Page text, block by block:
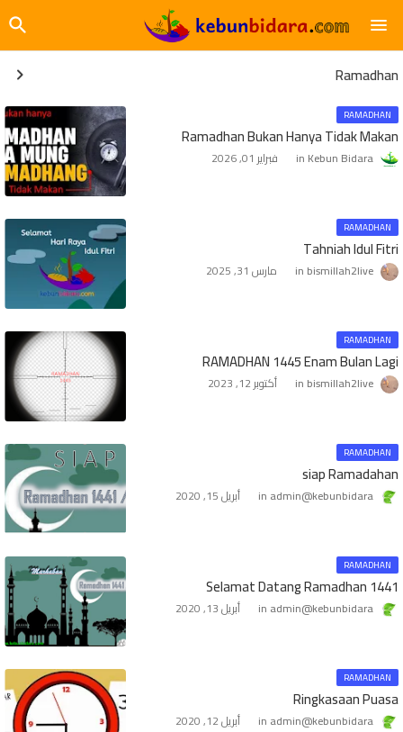
Ramadhan
RAMADHAN
Ramadhan Bukan Hanya Tidak Makan
Kebun Bidara فبراير 01, 2026
RAMADHAN
Tahniah Idul Fitri
bismillah2live مارس 31, 2025
RAMADHAN
RAMADHAN 1445 Enam Bulan Lagi
bismillah2live أكتوبر 12, 2023
RAMADHAN
siap Ramadahan
admin@kebunbidara أبريل 15, 2020
RAMADHAN
Selamat Datang Ramadhan 1441
admin@kebunbidara أبريل 13, 2020
RAMADHAN
Ringkasaan Puasa
admin@kebunbidara أبريل 12, 2020